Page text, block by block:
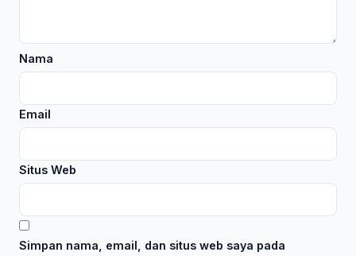
Nama
Email
Situs Web
Simpan nama, email, dan situs web saya pada